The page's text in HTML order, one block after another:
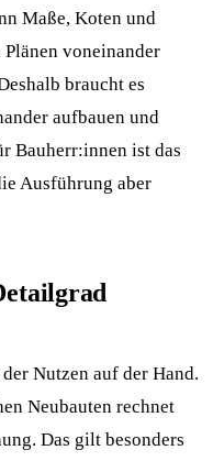
Maße, Koten und
voneinander
braucht es
aufbauen und
Bauherr:innen ist das
Ausführung aber
Nutzen auf der Hand.
Neubauten rechnet
Das gilt besonders